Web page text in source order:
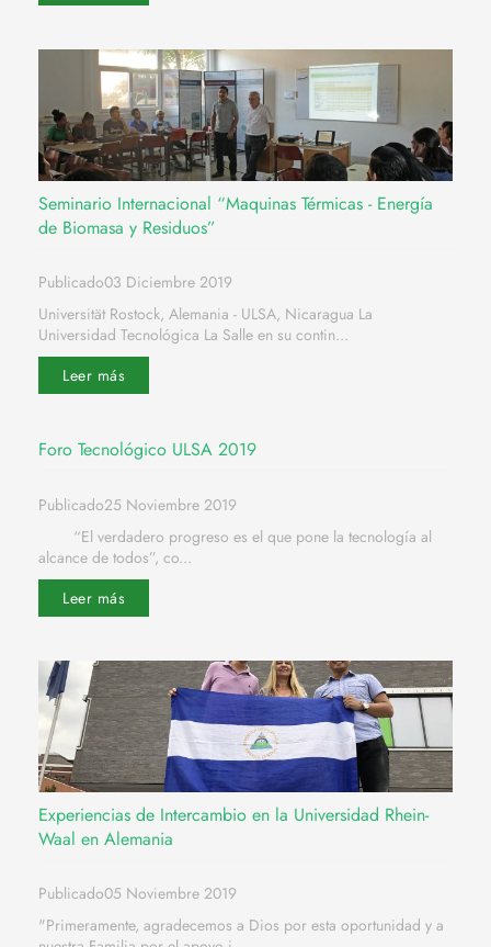
Seminario Internacional “Maquinas Térmicas - Energía
de Biomasa y Residuos”
Publicado03 Diciembre 2019
Universität Rostock, Alemania - ULSA, Nicaragua La
Universidad Tecnológica La Salle en su contin...
Leer más
Foro Tecnológico ULSA 2019
Publicado25 Noviembre 2019
“El verdadero progreso es el que pone la tecnología al
alcance de todos”, co...
Leer más
Experiencias de Intercambio en la Universidad Rhein-
Waal en Alemania
Publicado05 Noviembre 2019
"Primeramente, agradecemos a Dios por esta oportunidad y a